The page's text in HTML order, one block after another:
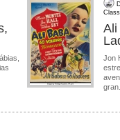
Ali
Jon